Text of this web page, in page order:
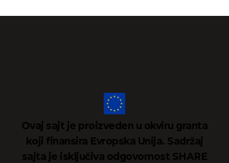
Ovaj sajt je proizveden u okviru granta
koji finansira Evropska Unija. Sadržaj
sajta je isključiva odgovornost SHARE